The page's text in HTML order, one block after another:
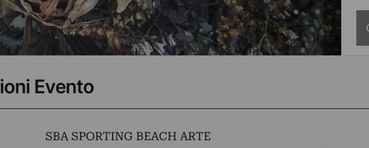
Evento
SBA SPORTING BEACH ARTE